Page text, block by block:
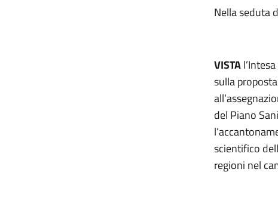
Nella seduta
VISTA
sulla
del Piano
scientifico
regioni nel